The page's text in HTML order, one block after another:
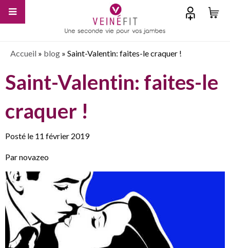
Accueil » blog » Saint-Valentin: faites-le craquer !
Saint-Valentin: faites-le
craquer !
Posté le 11 février 2019
Par novazeo